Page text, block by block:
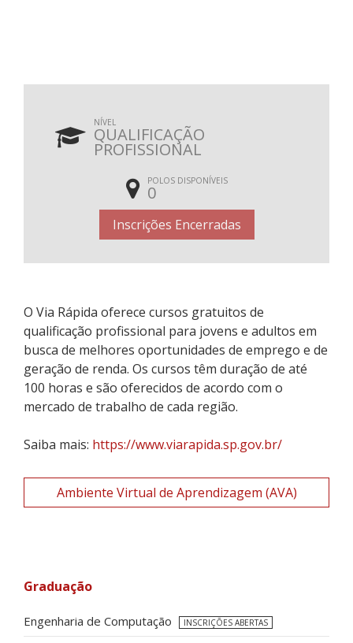
NÍVEL
QUALIFICAÇÃO
PROFISSIONAL
POLOS DISPONÍVEIS
0
Inscrições Encerradas
O Via Rápida oferece cursos gratuitos de
qualificação profissional para jovens e adultos em
busca de melhores oportunidades de emprego e de
geração de renda. Os cursos têm duração de até
100 horas e são oferecidos de acordo com o
mercado de trabalho de cada região.
Saiba mais: https://www.viarapida.sp.gov.br/
Ambiente Virtual de Aprendizagem (AVA)
Graduação
Engenharia de Computação INSCRIÇÕES ABERTAS